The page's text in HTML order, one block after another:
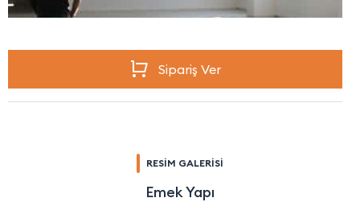
Sipariş Ver
RESİM GALERİSİ
Emek Yapı